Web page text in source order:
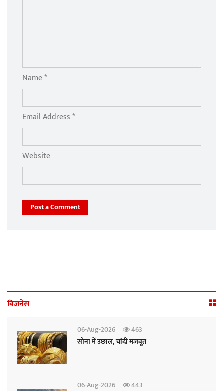
Name *
Email Address *
Website
Post a Comment
बिजनेस
06-Aug-2026
463
सोना में उछाल, चांदी मजबूत
06-Aug-2026 443